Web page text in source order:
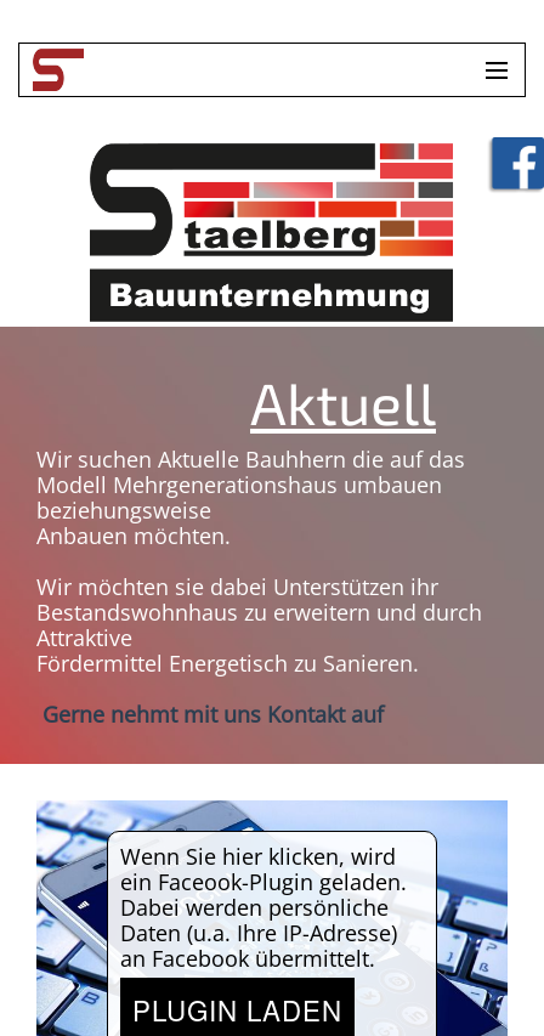
UNTERNEHMEN
LEISTUNGEN
TOOLBOX
Aktuell
Wir suchen Aktuelle Bauhhern die auf das
Modell Mehrgenerationshaus umbauen
beziehungsweise
Anbauen möchten.
Wir möchten sie dabei Unterstützen ihr
Bestandswohnhaus zu erweitern und durch
Attraktive
Fördermittel Energetisch zu Sanieren.
Gerne nehmt mit uns Kontakt auf
Wenn Sie hier klicken, wird
ein Faceook-Plugin geladen.
Dabei werden persönliche
Daten (u.a. Ihre IP-Adresse)
an Facebook übermittelt.
PLUGIN LADEN